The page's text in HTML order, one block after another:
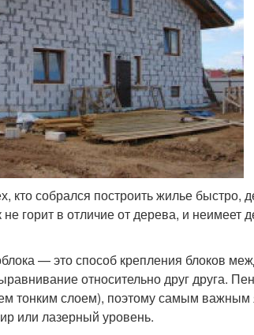
кто собрался построить жилье
горит в отличие от дерева, и неимеет
— это способ крепления блоков
относительно друг друга.
тонким слоем), поэтому самым важным
или лазерный уровень.